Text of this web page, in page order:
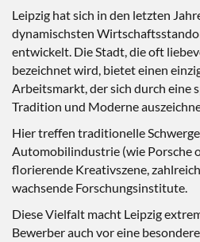
Leipzig hat sich in den letzten
dynamischsten
entwickelt. Die Stadt, die oft
bezeichnet wird, bietet einen
Arbeitsmarkt, der sich durch eine
Tradition und Moderne
Hier treffen traditionelle
Automobilindustrie (wie Porsche
florierende Kreativszene,
wachsende Forschungsinstitute.
Diese Vielfalt macht Leipzig
Bewerber auch vor eine